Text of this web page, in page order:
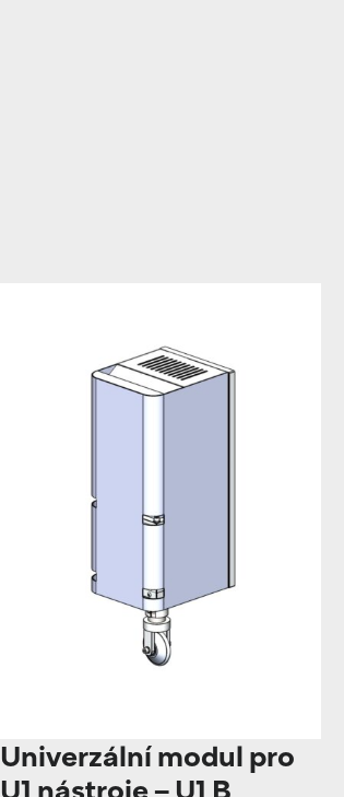
Univerzální modul pro
U1 nástroje – U1 B